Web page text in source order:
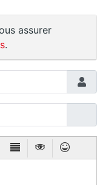
assurer
.